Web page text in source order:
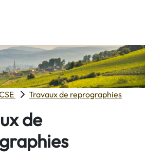
Travaux de reprographies
de